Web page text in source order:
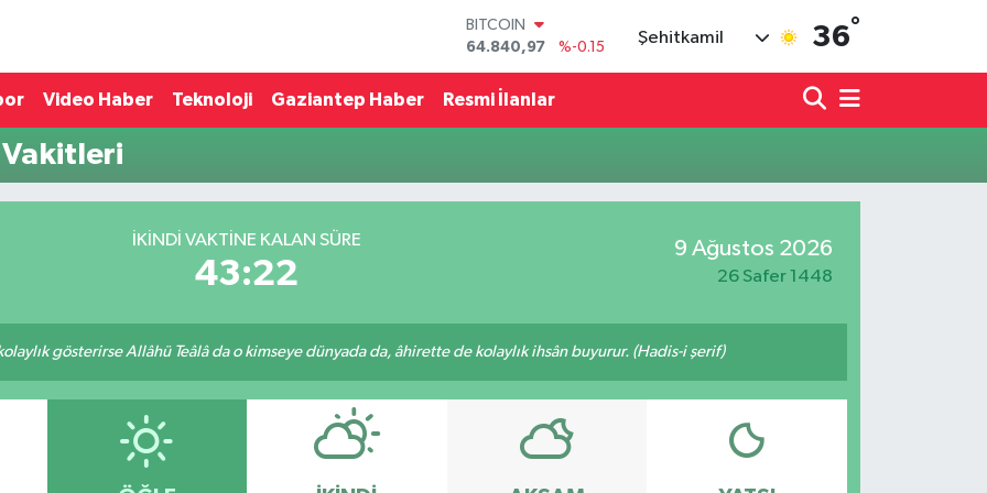
BITCOIN
64.840,97
%-0.15
DOLAR
47,7436
64,4811
%0.38
GRAM ALTIN
Şehitkamil 36°
Video Haber Teknoloji Gaziantep Haber Resmi İlanlar
Vakitleri
İKINDI VAKTINE KALAN SÜRE
43:22
9 Ağustos 2026
26 Safer 1448
gösterirse Allâhü Teâlâ da o kimseye dünyada da, âhirette de kolaylık ihsân buyurur. (Hadis-i şerif)